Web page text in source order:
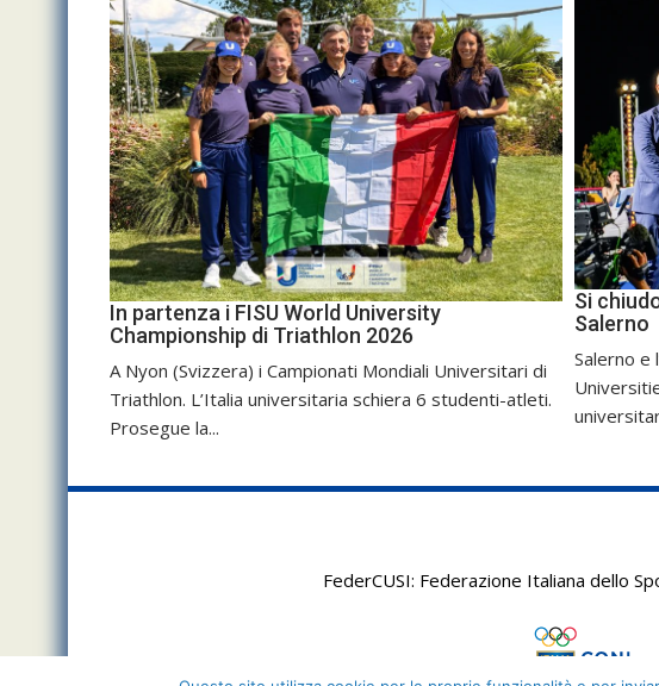
In partenza i FISU World University
Championship di Triathlon 2026
A Nyon (Svizzera) i Campionati Mondiali Universitari di
Triathlon. L’Italia universitaria schiera 6 studenti-atleti.
Prosegue la...
Si
Salerno
Salerno e
FederCUSI: Federazione Italiana dello